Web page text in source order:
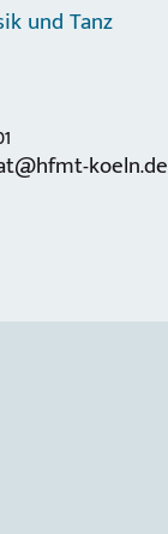
und Tanz
koeln.de